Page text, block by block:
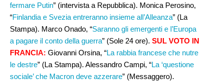
fermare Putin” (intervista a Repubblica). Monica Perosino,
“Finlandia e Svezia entreranno insieme all’Alleanza” (La
Stampa). Marco Onado, “Saranno gli emergenti e l’Europa
a pagare il conto della guerra” (Sole 24 ore). SUL VOTO IN
FRANCIA: Giovanni Orsina, “La rabbia francese che nutre
le destre” (La Stampa). Alessandro Campi, “La ‘questione
sociale’ che Macron deve azzerare” (Messaggero).